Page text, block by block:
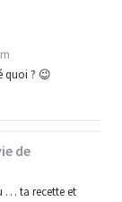
quoi ? 😉
de
… ta recette et